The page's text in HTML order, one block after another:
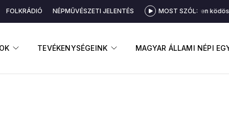
ALMENÜ MEGNYITÁSA
TEVÉKENYSÉGEINK ALMENÜ MEGNYITÁSA
MAGYAR ÁLLAMI NÉPI
FOLKRÁDIÓ NÉPMŰVÉSZETI JELENTÉS MOST SZÓL:
Akármilyen ködös